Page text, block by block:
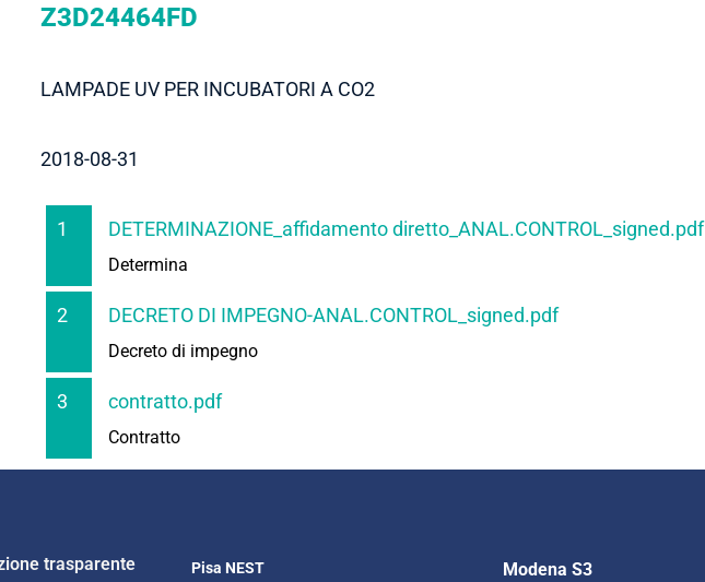
Z3D24464FD
LAMPADE UV PER INCUBATORI A CO2
2018-08-31
1 DETERMINAZIONE_affidamento diretto_ANAL.CONTROL_signed.pdf
Determina
2 DECRETO DI IMPEGNO-ANAL.CONTROL_signed.pdf
Decreto di impegno
3 contratto.pdf
Contratto
trasparente
Pisa NEST Modena S3